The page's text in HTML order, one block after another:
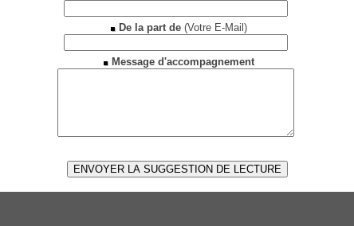
De la part de(Votre E-Mail)
Message d'accompagnement